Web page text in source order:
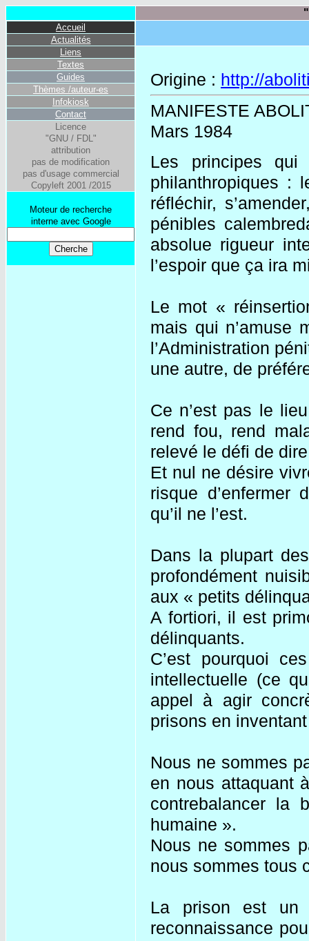
Accueil
Actualités
Liens
Textes
Guides
Thèmes /auteur-es
Infokiosk
Contact
Licence
"GNU / FDL"
attribution
pas de modification
pas d'usage commercial
Copyleft 2001 /2015
Moteur de recherche
interne avec Google
Origine : http://
MANIFESTE
Mars 1984
Les principes
philanthropiques :
réfléchir,
pénibles
absolue rigueur
l’espoir que ça ira
Le mot «
mais qui n’amuse
l’Administration
une autre, de
Ce n’est pas le
rend fou, rend
relevé le défi de
Et nul ne désire
risque d’enfermer
qu’il ne l’est.
Dans la plupart
profondément
aux « petits
A fortiori, il est
délinquants.
C’est pourquoi
intellectuelle (ce
appel à agir
prisons en
Nous ne sommes
en nous attaquant
contrebalancer la
humaine ».
Nous ne sommes
nous sommes tous
La prison est un
reconnaissance